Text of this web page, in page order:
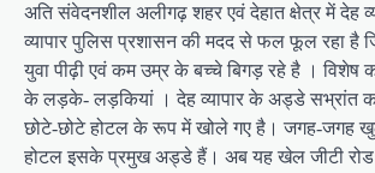
अति संवेदनशील अलीगढ़ शहर एवं देहात क्षेत्र में देह
व्यापार पुलिस प्रशासन की मदद से फल फूल रहा है
युवा पीढ़ी एवं कम उम्र के बच्चे बिगड़ रहे है । विशेष
के लड़के- लड़कियां । देह व्यापार के अड्डे सभ्रांत
छोटे-छोटे होटल के रूप में खोले गए है। जगह-जगह
होटल इसके प्रमुख अड्डे हैं। अब यह खेल जीटी